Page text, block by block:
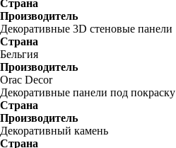
Страна
Производитель
Декоративные 3D стеновые панели
Страна
Бельгия
Производитель
Orac Decor
Декоративные панели под покраску
Страна
Производитель
Декоративный камень
Страна